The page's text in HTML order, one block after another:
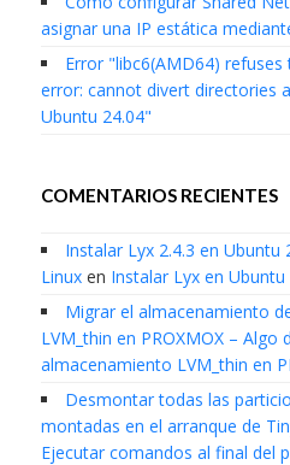
asignar una IP estática
Error "libc6(AMD64)
error: cannot divert directories
Ubuntu 24.04"
COMENTARIOS RECIENTES
Instalar Lyx 2.4.3 en Ubuntu
Linuxen Instalar Lyx en Ubuntu
Migrar el almacenamiento
LVM_thin en PROXMOX – Algo
almacenamiento LVM_thin en
Desmontar todas las
montadas en el arranque de
Ejecutar comandos al final del